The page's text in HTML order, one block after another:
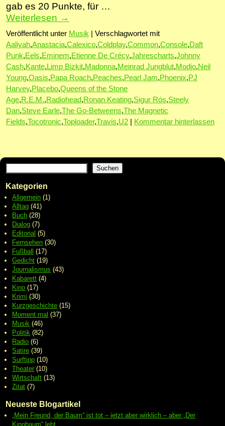
gab es 20 Punkte, für …
Weiterlesen →
Veröffentlicht unter Musik
Verschlagwortet mit
Aaliyah,Anastacia,Calexico,Coldplay,Common,Console,Daft
Punk,Eels,Eminem,Etienne De Crécy,Jahrescharts,Johnny
Cash,Kante,Limp Bizkit,Madonna,Meinrad Jungblut,Modjo,Neil
Young,Oasis,Papa Roach,Peaches,Pearl Jam,Phoenix,PJ
Harvey,Placebo,Queens of the Stone
Age,R.E.M.,Radiohead,Ronan Keating,Sigur Rós,Steely
Dan,Steve Earle,The Go-Betweens,The Magnetic
Fields,Tocotronic,Toploader,Travis,U2 Kommentar hinterlassen
Suchen
Kategorien
Allgemein (1)
Alltag (41)
Buch (28)
Dialog (7)
Editorial (5)
Fernsehen (30)
Fußball (17)
Gedicht (19)
Journalismus (43)
Kabarett (4)
Kino (17)
Krimi (30)
Kurzgeschichte (15)
Moment mal (37)
Musik (46)
Politik (82)
Radio (6)
Satire (39)
Surftipp (10)
Theater (10)
Wirtschaft (13)
Zitat (7)
Neueste Blogartikel
„Mein Freund, der Baum“ ist tot – jetzt aber wirklich – aber „Der
Kinobaum“ lebt